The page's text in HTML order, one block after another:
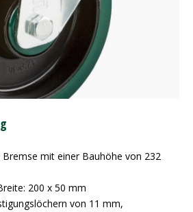
mit einer Bauhöhe von 232
200 x 50 mm
von 11 mm,